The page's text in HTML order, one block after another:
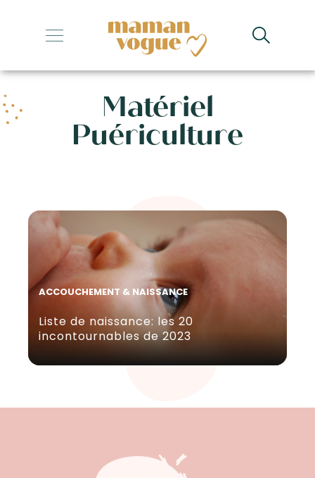
+
+
+
+
Matériel
Puériculture
ACCOUCHEMENT & NAISSANCE
Liste de naissance: les 20
incontournables de 2023